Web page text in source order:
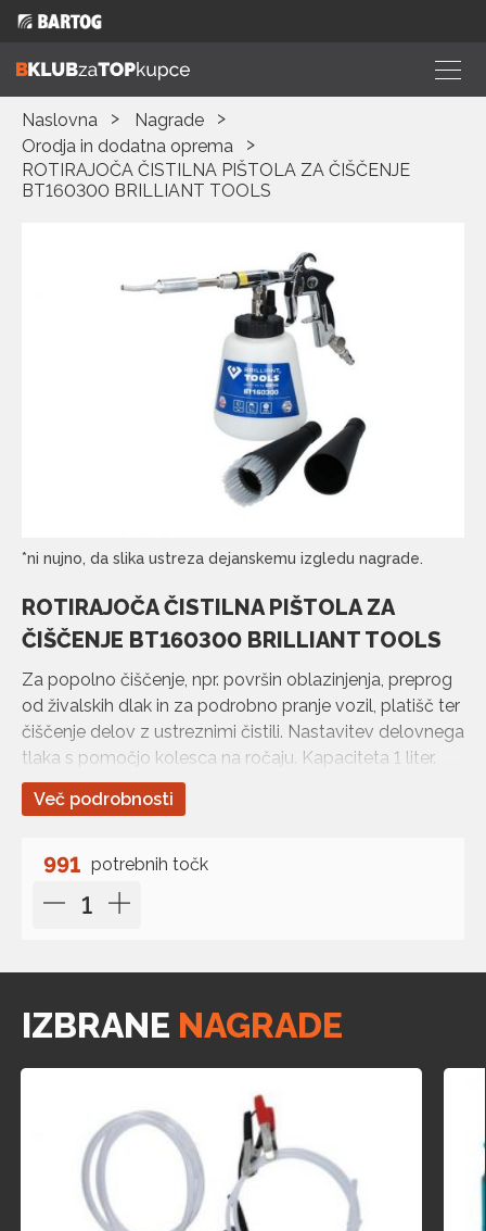
Naslovna
Nagrade
Orodja in dodatna oprema
ROTIRAJOČA ČISTILNA PIŠTOLA ZA ČIŠČENJE
BT160300 BRILLIANT TOOLS
*ni nujno, da slika ustreza dejanskemu izgledu nagrade.
ROTIRAJOČA ČISTILNA PIŠTOLA ZA
ČIŠČENJE BT160300 BRILLIANT TOOLS
Za popolno čiščenje, npr. površin oblazinjenja, preprog
od živalskih dlak in za podrobno pranje vozil, platišč ter
čiščenje delov z ustreznimi čistili. Nastavitev delovnega
tlaka s pomočjo kolesca na ročaju. Kapaciteta 1 liter.
Maksimalni tlak 9,2 bara.
Več podrobnosti
991 potrebnih točk
IZBRANE NAGRADE